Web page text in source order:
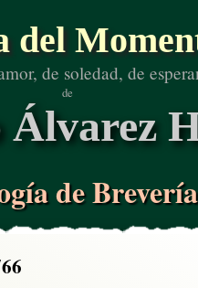
del
de soledad, de
de
Álvarez
de